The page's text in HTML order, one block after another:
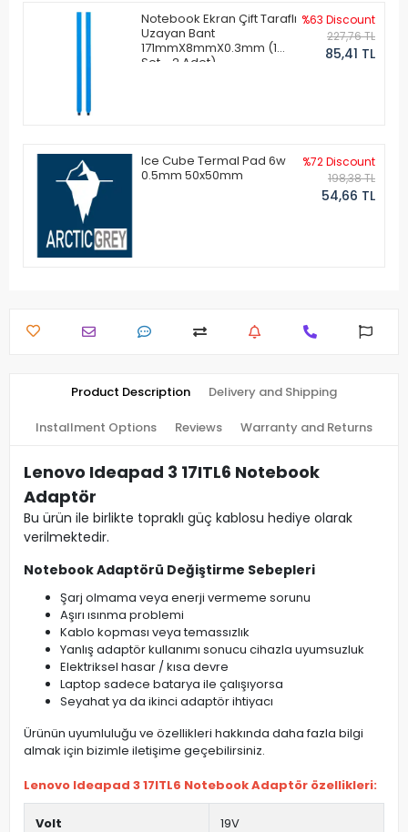
Notebook Ekran Çift Taraflı
Uzayan Bant
171mmX8mmX0.3mm (1
Set - 2 Adet)
%63 Discount
227,76 TL
85,41 TL
Ice Cube Termal Pad 6w
0.5mm 50x50mm
%72 Discount
198,38 TL
54,66 TL
Product Description Delivery and Shipping
Installment Options Reviews Warranty and Returns
Lenovo Ideapad 3 17ITL6 Notebook
Adaptör
Bu ürün ile birlikte topraklı güç kablosu hediye olarak
verilmektedir.
Notebook Adaptörü Değiştirme Sebepleri
Şarj olmama veya enerji vermeme sorunu
Aşırı ısınma problemi
Kablo kopması veya temassızlık
Yanlış adaptör kullanımı sonucu cihazla uyumsuzluk
Elektriksel hasar / kısa devre
Laptop sadece batarya ile çalışıyorsa
Seyahat ya da ikinci adaptör ihtiyacı
Ürünün uyumluluğu ve özellikleri hakkında daha fazla bilgi
almak için bizimle iletişime geçebilirsiniz.
Lenovo Ideapad 3 17ITL6 Notebook Adaptör özellikleri:
Volt 19V